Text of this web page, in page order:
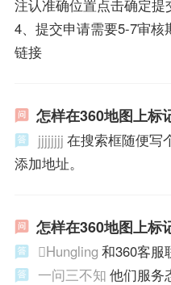
注认准确位置点击确定提
4、提交申请需要5-7审核
链接
怎样在360地图上标
jjjjjjjj 在搜索框随便写
添加地址。
怎样在360地图上标
Hungling 和360客服
一问三不知 他们服务